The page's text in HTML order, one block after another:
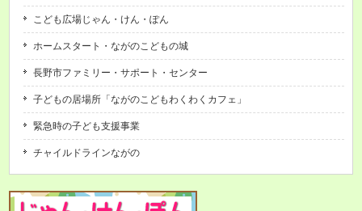
こども広場じゃん・けん・ぽん
ホームスタート・ながのこどもの城
長野市ファミリー・サポート・センター
子どもの居場所「ながのこどもわくわくカフェ」
緊急時の子ども支援事業
チャイルドラインながの